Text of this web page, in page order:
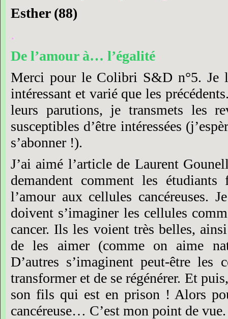
Esther (88)
.
De l’amour à… l’égalité
Merci pour le Colibri S&D n°5. Je
intéressant et varié que les
leurs parutions, je transmets les
susceptibles d’être intéressées
s’abonner !).
J’ai aimé l’article de Laurent
demandent comment les étudiants
l’amour aux cellules cancéreuses. Je
doivent s’imaginer les cellules
cancer. Ils les voient très belles, ainsi
de les aimer (comme on aime
D’autres s’imaginent peut-être les
transformer et de se régénérer. Et puis,
son fils qui est en prison ! Alors
cancéreuse… C’est mon point de vue.